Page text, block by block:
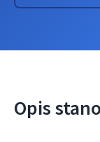
Opis